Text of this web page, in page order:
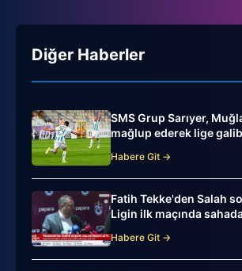
Diğer Haberler
SMS Grup Sarıyer,
mağlup ederek lige
Habere Git →
Fatih Tekke'den Salah
Ligin ilk maçında
Habere Git →